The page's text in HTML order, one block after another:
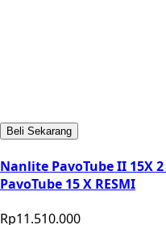
Beli Sekarang
Nanlite PavoTube II 15X
PavoTube 15 X RESMI
Rp11.510.000